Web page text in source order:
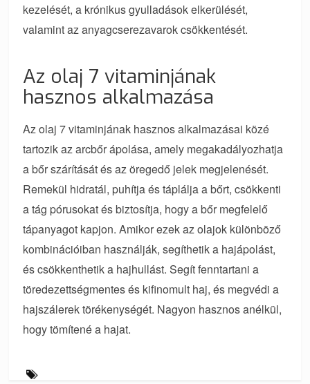
kezelését, a krónikus gyulladások elkerülését,
valamint az anyagcserezavarok csökkentését.
Az olaj 7 vitaminjának
hasznos alkalmazása
Az olaj 7 vitaminjának hasznos alkalmazásai közé
tartozik az arcbőr ápolása, amely megakadályozhatja
a bőr szárítását és az öregedő jelek megjelenését.
Remekül hidratál, puhítja és táplálja a bőrt, csökkenti
a tág pórusokat és biztosítja, hogy a bőr megfelelő
tápanyagot kapjon. Amikor ezek az olajok különböző
kombinációiban használják, segíthetik a hajápolást,
és csökkenthetik a hajhullást. Segít fenntartani a
töredezettségmentes és kifinomult haj, és megvédi a
hajszálerek törékenységét. Nagyon hasznos anélkül,
hogy tömítené a hajat.